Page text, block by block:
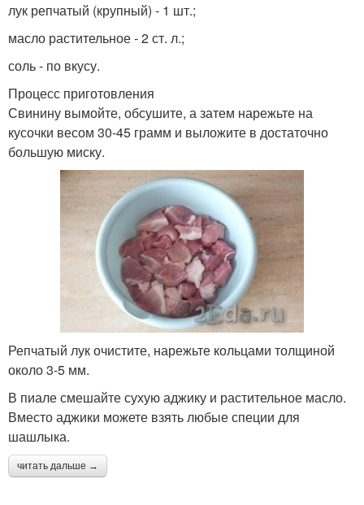
лук репчатый (крупный) - 1 шт.;
масло растительное - 2 ст. л.;
соль - по вкусу.
Процесс приготовления
Свинину вымойте, обсушите, а затем нарежьте на
кусочки весом 30-45 грамм и выложите в достаточно
большую миску.
Репчатый лук очистите, нарежьте кольцами толщиной
около 3-5 мм.
В пиале смешайте сухую аджику и растительное масло.
Вместо аджики можете взять любые специи для
шашлыка.
читать дальше →